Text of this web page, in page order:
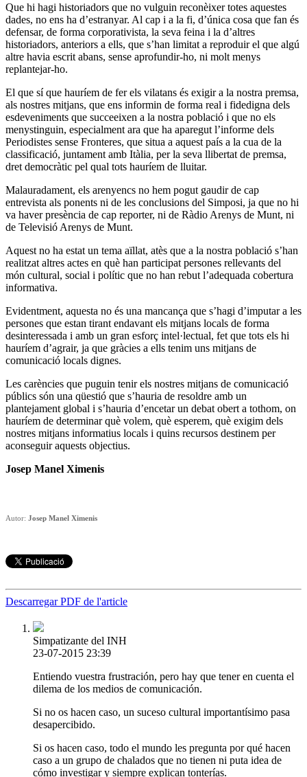
Que hi hagi historiadors que no vulguin reconèixer totes aquestes
dades, no ens ha d’estranyar. Al cap i a la fi, d’única cosa que fan és
defensar, de forma corporativista, la seva feina i la d’altres
historiadors, anteriors a ells, que s’han limitat a reproduir el que algú
altre havia escrit abans, sense aprofundir-ho, ni molt menys
replantejar-ho.
El que sí que hauríem de fer els vilatans és exigir a la nostra premsa,
als nostres mitjans, que ens informin de forma real i fidedigna dels
esdeveniments que succeeixen a la nostra població i que no els
menystinguin, especialment ara que ha aparegut l’informe dels
Periodistes sense Fronteres, que situa a aquest país a la cua de la
classificació, juntament amb Itàlia, per la seva llibertat de premsa,
dret democràtic pel qual tots hauríem de lluitar.
Malauradament, els arenyencs no hem pogut gaudir de cap
entrevista als ponents ni de les conclusions del Simposi, ja que no hi
va haver presència de cap reporter, ni de Ràdio Arenys de Munt, ni
de Televisió Arenys de Munt.
Aquest no ha estat un tema aïllat, atès que a la nostra població s’han
realitzat altres actes en què han participat persones rellevants del
món cultural, social i polític que no han rebut l’adequada cobertura
informativa.
Evidentment, aquesta no és una mancança que s’hagi d’imputar a les
persones que estan tirant endavant els mitjans locals de forma
desinteressada i amb un gran esforç intel·lectual, fet que tots els hi
hauríem d’agrair, ja que gràcies a ells tenim uns mitjans de
comunicació locals dignes.
Les carències que puguin tenir els nostres mitjans de comunicació
públics són una qüestió que s’hauria de resoldre amb un
plantejament global i s’hauria d’encetar un debat obert a tothom, on
hauríem de determinar què volem, què esperem, què exigim dels
nostres mitjans informatius locals i quins recursos destinem per
aconseguir aquests objectius.
Josep Manel Ximenis
Autor: Josep Manel Ximenis
Descarregar PDF de l'article
Simpatizante del INH
23-07-2015 23:39
Entiendo vuestra frustración, pero hay que tener en cuenta el
dilema de los medios de comunicación.
Si no os hacen caso, un suceso cultural importantísimo pasa
desapercibido.
Si os hacen caso, todo el mundo les pregunta por qué hacen
caso a un grupo de chalados que no tienen ni puta idea de
cómo investigar y siempre explican tonterías.